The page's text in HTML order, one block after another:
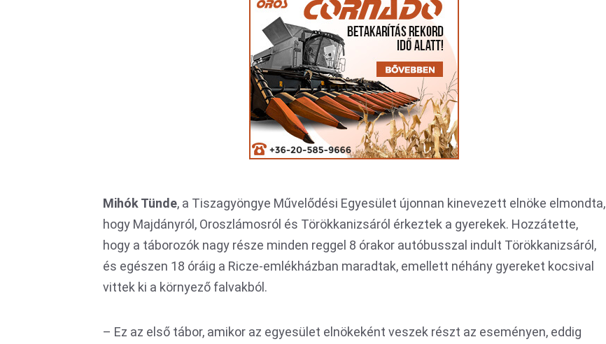
Mihók Tünde, a Tiszagyöngye Művelődési Egyesület újonnan kinevezett elnöke elmondta,
hogy Majdányról, Oroszlámosról és Törökkanizsáról érkeztek a gyerekek. Hozzátette,
hogy a táborozók nagy része minden reggel 8 órakor autóbusszal indult Törökkanizsáról,
és egészen 18 óráig a Ricze-emlékházban maradtak, emellett néhány gyereket kocsival
vittek ki a környező falvakból.
– Ez az első tábor, amikor az egyesület elnökeként veszek részt az eseményen, eddig